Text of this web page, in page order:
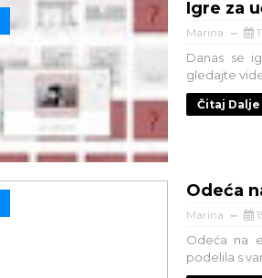
Igre za
Marina
Danas se
gledajte
Čitaj Dalje
Odeća
Marina
Odeća na
podelila s